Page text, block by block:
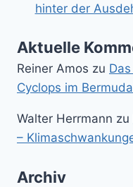
hinter der
Aktuelle
Reiner Amos zu
Cyclops im
Walter Herrmann zu
–
Archiv